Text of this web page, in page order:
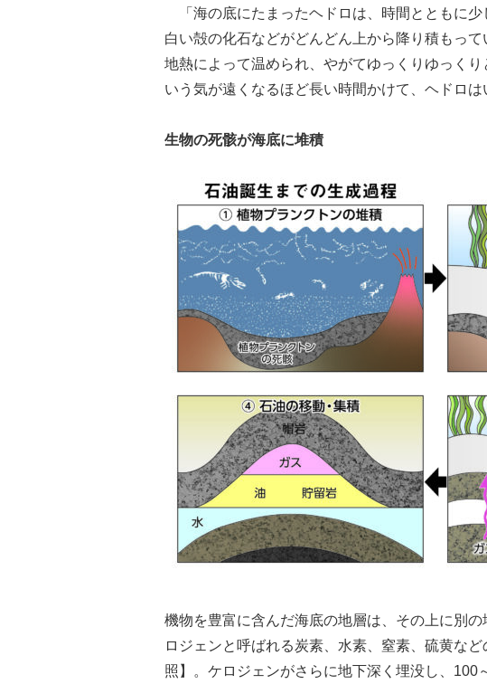
「海の底にたまったヘドロは、時間とともに
白い殻の化石などがどんどん上から降り積もっ
地熱によって温められ、やがてゆっくりゆっく
いう気が遠くなるほど長い時間かけて、ヘドロは
生物の死骸が海底に堆積
機物を豊富に含んだ海底の地層は、その上に別
ロジェンと呼ばれる炭素、水素、窒素、硫黄な
照】。ケロジェンがさらに地下深く埋没し、100